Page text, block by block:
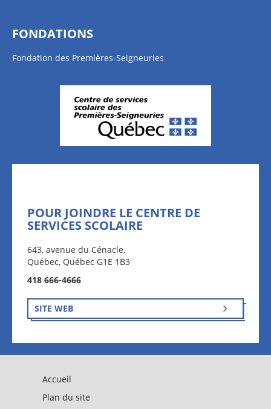
FONDATIONS
Fondation des Premières-Seigneuries
POUR JOINDRE LE CENTRE DE
SERVICES SCOLAIRE
643, avenue du Cénacle,
Québec, Québec G1E 1B3
418 666-4666
SITE WEB
Accueil
Plan du site